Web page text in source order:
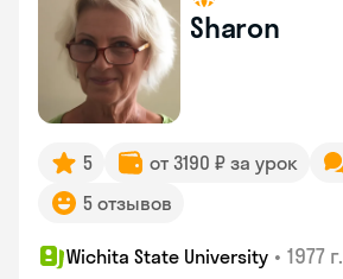
Sharon
5 от 3190 ₽ за урок
5 отзывов
Wichita State University • 1977 г.